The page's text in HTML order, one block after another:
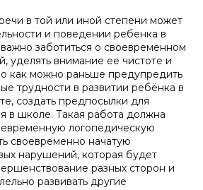
в той или иной степени может
и поведении ребенка в
заботиться о своевременном
уделять внимание ее чистоте и
как можно раньше предупредить
трудности в развитии ребёнка в
создать предпосылки для
в школе. Такая работа должна
логопедическую
своевременно начатую
нарушений, которая будет
разных сторон и
развивать другие